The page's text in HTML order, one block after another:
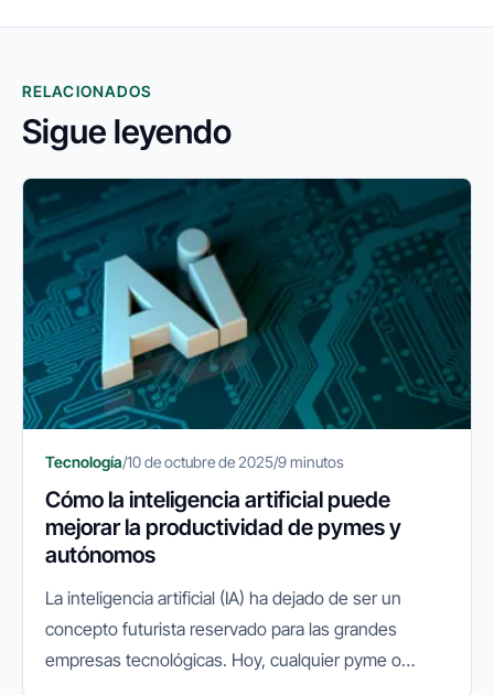
RELACIONADOS
Sigue leyendo
Tecnología/10 de octubre de 2025/9 minutos
Cómo la inteligencia artificial puede
mejorar la productividad de pymes y
autónomos
La inteligencia artificial (IA) ha dejado de ser un
concepto futurista reservado para las grandes
empresas tecnológicas. Hoy, cualquier pyme o